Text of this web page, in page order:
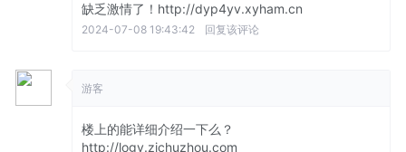
缺乏激情了！http://dyp4yv.xyham.cn
2024-07-08 19:43:42 回复该评论
游客
楼上的能详细介绍一下么？
http://logv.zjchuzhou.com